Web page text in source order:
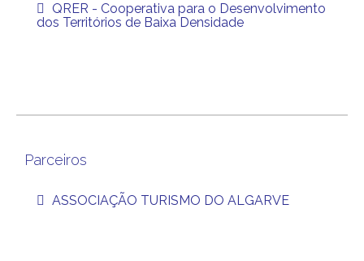
QRER - Cooperativa para o Desenvolvimento
dos Territórios de Baixa Densidade
Parceiros
ASSOCIAÇÃO TURISMO DO ALGARVE